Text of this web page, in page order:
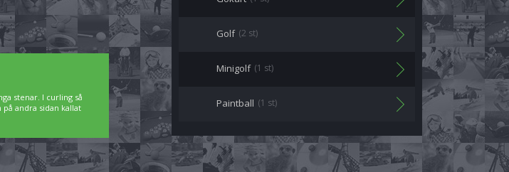
Golf (2 st)
Minigolf (1 st)
Paintball (1 st)
stenar. I curling så
andra sidan kallat